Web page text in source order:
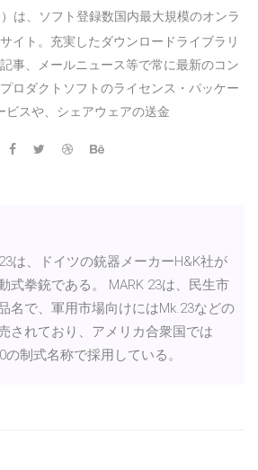
は、ソフト登録数国内最大規模のオンラ
イト。充実したダウンロードライブラリ
事、メールニュース等で常に最新のコン
ロダクトソフトのライセンス・パッケー
ビスや、シェアウェアの送金
は、ドイツの銃器メーカーH&K社が
式拳銃である。 MARK 23は、民生市
名で、軍用市場向けにはMk.23などの
されており、アメリカ合衆国では
の制式名称で採用している。